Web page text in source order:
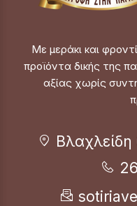
Με μεράκι και
προϊόντα δικής της
αξίας χωρίς
Βλαχλείδη